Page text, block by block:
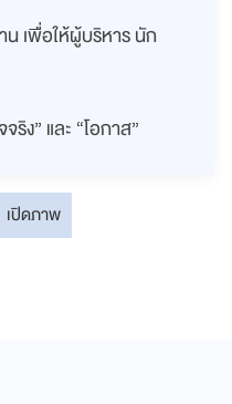
เพื่อให้ผู้บริหาร นัก
ง” และ “โอกาส”
เปิดภาพ